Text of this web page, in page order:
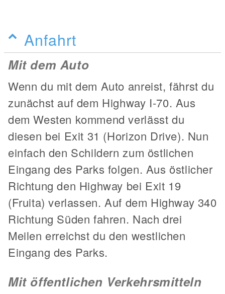
Anfahrt
Mit dem Auto
Wenn du mit dem Auto anreist, fährst du
zunächst auf dem Highway I-70. Aus
dem Westen kommend verlässt du
diesen bei Exit 31 (Horizon Drive). Nun
einfach den Schildern zum östlichen
Eingang des Parks folgen. Aus östlicher
Richtung den Highway bei Exit 19
(Fruita) verlassen. Auf dem Highway 340
Richtung Süden fahren. Nach drei
Meilen erreichst du den westlichen
Eingang des Parks.
Mit öffentlichen Verkehrsmitteln